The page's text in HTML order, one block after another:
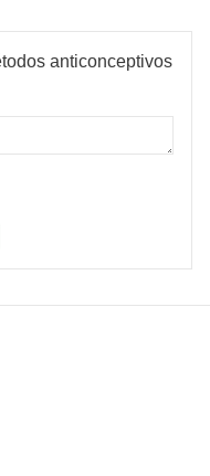
anticonceptivos